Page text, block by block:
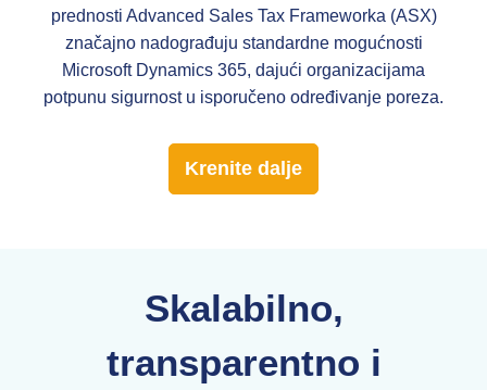
prednosti Advanced Sales Tax Frameworka (ASX)
značajno nadograđuju standardne mogućnosti
Microsoft Dynamics 365, dajući organizacijama
potpunu sigurnost u isporučeno određivanje poreza.
Krenite dalje
Skalabilno,
transparentno i